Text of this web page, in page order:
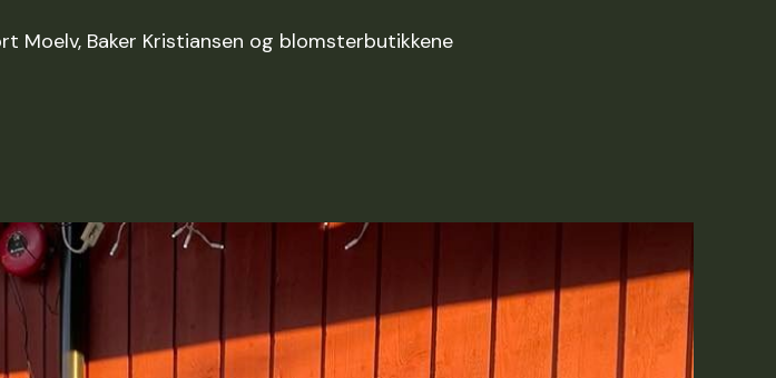
Moelv, Baker Kristiansen og blomsterbutikkene